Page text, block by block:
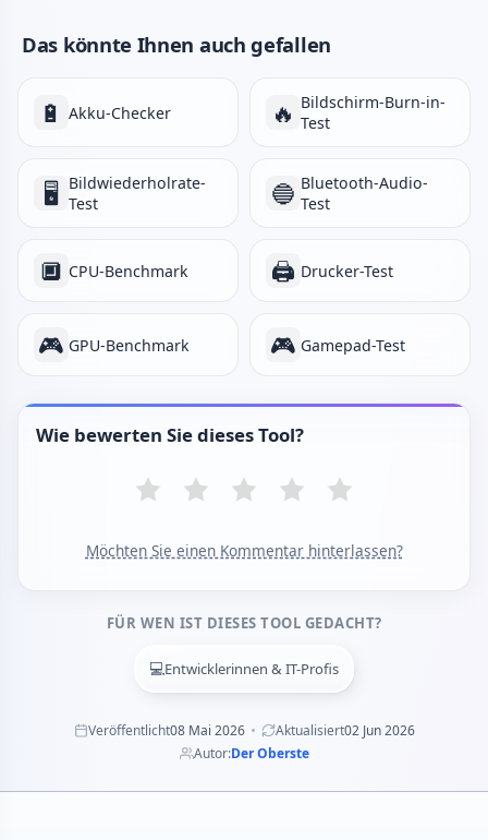
Das könnte Ihnen auch gefallen
🔋 Akku-Checker 🔥 Bildschirm-Burn-in-
Test
🖥️
Bildwiederholrate-
Test
🔵 Bluetooth-Audio-
Test
🔲 CPU-Benchmark 🖨️ Drucker-Test
🎮 GPU-Benchmark 🎮 Gamepad-Test
Wie bewerten Sie dieses Tool?
Möchten Sie einen Kommentar hinterlassen?
FÜR WEN IST DIESES TOOL GEDACHT?
💻Entwicklerinnen & IT-Profis
Veröffentlicht08 Mai 2026 Aktualisiert02 Jun 2026
Autor:Der Oberste